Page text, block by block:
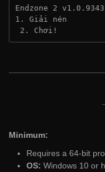
Endzone 2
1. Giải nén
2. Chơi!
Minimum:
Requires a 64-bit
OS: Windows 10 or